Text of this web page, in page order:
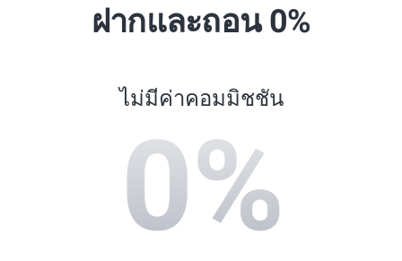
ฝากและถอน 0%
ไม่มีค่าคอมมิชชัน
0%